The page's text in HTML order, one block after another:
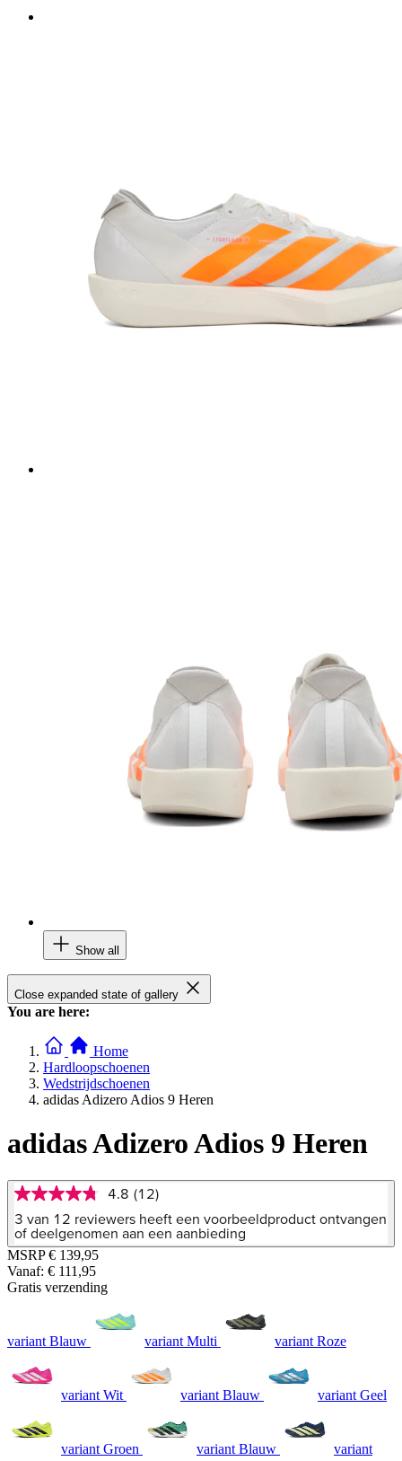
Show all
Close expanded state of gallery
You are here:
Home
Hardloopschoenen
Wedstrijdschoenen
adidas Adizero Adios 9 Heren
adidas Adizero Adios 9 Heren
4.8
van
5
sterren,
gemiddelde
scorewaarde.
Read
paginalink.
4.8 (12)
3 van 12 reviewers heeft een voorbeeldproduct ontvangen
of deelgenomen aan een aanbieding
MSRP € 139,95
Vanaf: € 111,95
Gratis verzending
variant Blauw variant Multi variant Roze
variant Wit variant Blauw variant Geel
variant Groen variant Blauw variant